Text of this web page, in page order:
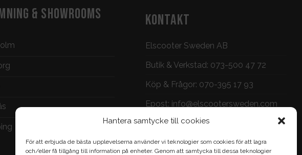
Hantera samtycke till cookies
För att erbjuda de bästa upplevelserna använder vi teknologier som cookies för att lagra
och/eller få tillgång till information på enheter. Genom att samtycka till dessa teknologier
& SHOWROOMS KONTAKT
Elscooter Sweden AB
Butik & Verkstad: 073-500 47 72
Köp & Frågor: 070-395 17 93
Epost: info@elscootersweden.com
Brunnsgatan 7, Jönköping